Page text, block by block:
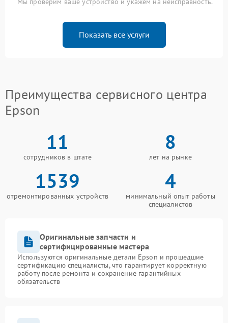
Показать все услуги
Преимущества сервисного центра
Epson
11
сотрудников в штате
8
лет на рынке
1539
отремонтированных устройств
4
минимальный опыт работы
специалистов
Оригинальные запчасти и
сертифицированные мастера
Используются оригинальные детали Epson и прошедшие
сертификацию специалисты, что гарантирует корректную
работу после ремонта и сохранение гарантийных
обязательств